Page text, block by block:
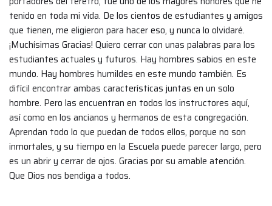
tenido en toda mi vida. De los cientos de estudiantes y amigos
que tienen, me eligieron para hacer eso, y nunca lo olvidaré.
¡Muchísimas Gracias! Quiero cerrar con unas palabras para los
estudiantes actuales y futuros. Hay hombres sabios en este
mundo. Hay hombres humildes en este mundo también. Es
difícil encontrar ambas características juntas en un solo
hombre. Pero las encuentran en todos los instructores aquí,
así como en los ancianos y hermanos de esta congregación.
Aprendan todo lo que puedan de todos ellos, porque no son
inmortales, y su tiempo en la Escuela puede parecer largo, pero
es un abrir y cerrar de ojos. Gracias por su amable atención.
Que Dios nos bendiga a todos.